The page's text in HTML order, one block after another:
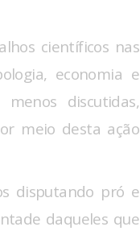
científicos nas
economia e
discutidas,
meio desta ação
disputando pró e
daqueles que